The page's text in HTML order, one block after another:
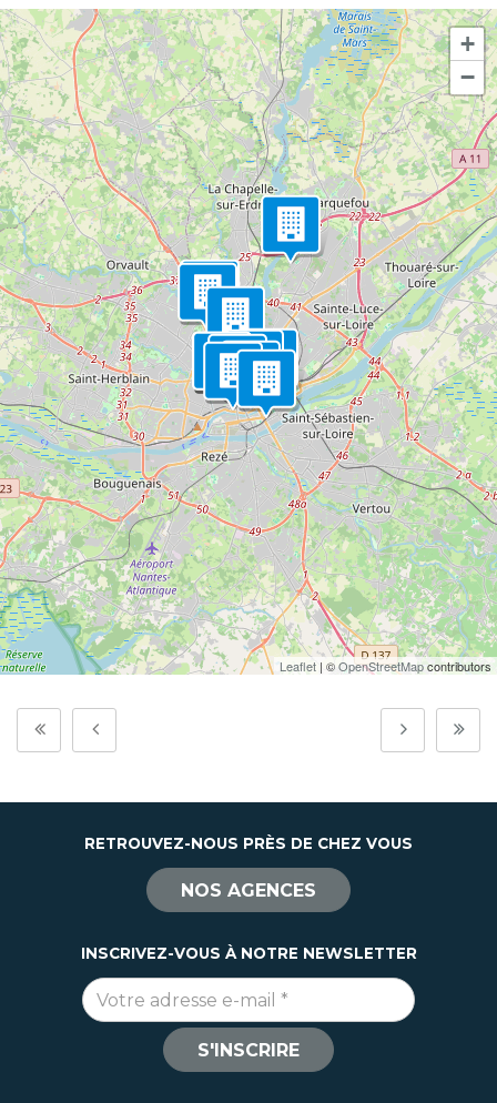
+
−
Leaflet | ©OpenStreetMapcontributors
RETROUVEZ-NOUS PRÈS DE CHEZ VOUS
NOS AGENCES
INSCRIVEZ-VOUS À NOTRE NEWSLETTER
Adresse e-mail
S'INSCRIRE